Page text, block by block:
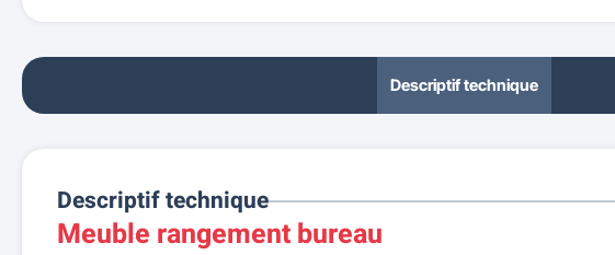
Descriptif technique
Descriptif technique
Meuble rangement bureau